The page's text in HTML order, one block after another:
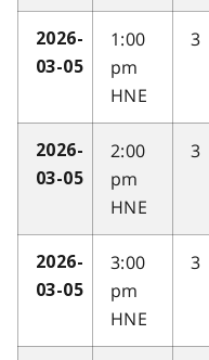
2026-
03-05
1:00
pm
HNE
3
2026-
03-05
2:00
pm
HNE
3
2026-
03-05
3:00
pm
HNE
3